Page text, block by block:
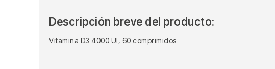
Descripción breve del producto:
Vitamina D3 4000 UI, 60 comprimidos